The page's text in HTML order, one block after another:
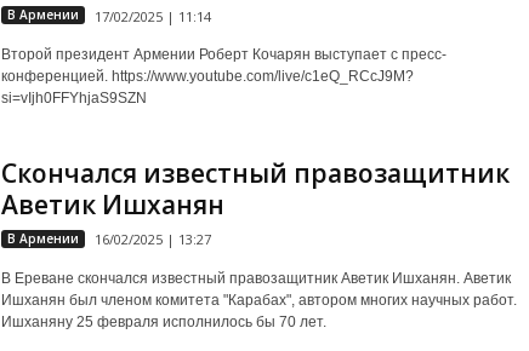
В Армении 17/02/2025 | 11:14
Второй президент Армении Роберт Кочарян выступает с пресс-
конференцией. https://www.youtube.com/live/c1eQ_RCcJ9M?
si=vIjh0FFYhjaS9SZN
Скончался известный правозащитник
Аветик Ишханян
В Армении 16/02/2025 | 13:27
В Ереване скончался известный правозащитник Аветик Ишханян. Аветик
Ишханян был членом комитета "Карабах", автором многих научных работ.
Ишханяну 25 февраля исполнилось бы 70 лет.